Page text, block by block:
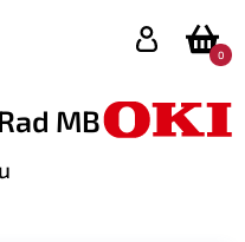
0
MB